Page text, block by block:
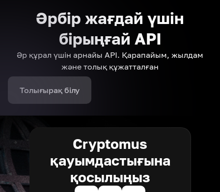
Әрбір жағдай үшін
бірыңғай API
Әр құрал үшін арнайы API. Қарапайым, жылдам
және толық құжатталған
Толығырақ білу
Cryptomus
қауымдастығына
қосылыңыз